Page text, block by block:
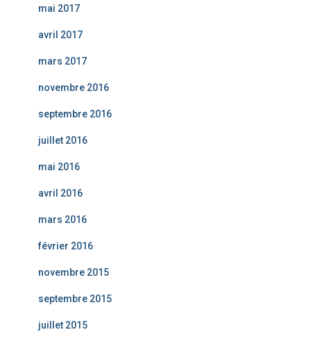
mai 2017
avril 2017
mars 2017
novembre 2016
septembre 2016
juillet 2016
mai 2016
avril 2016
mars 2016
février 2016
novembre 2015
septembre 2015
juillet 2015